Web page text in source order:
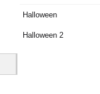
Halloween
Halloween 2